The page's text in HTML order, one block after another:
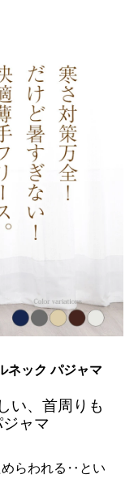
ック パジャマ
い、首周りも
ャマ
めらわれる‥とい